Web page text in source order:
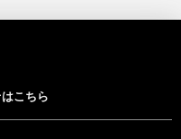
こちら